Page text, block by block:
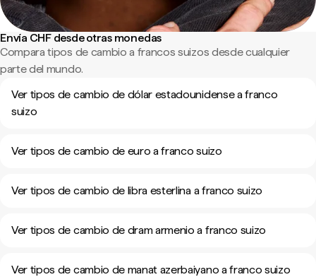
Envía CHF desde otras monedas
Compara tipos de cambio a francos suizos desde cualquier
parte del mundo.
Ver tipos de cambio de dólar estadounidense a franco
suizo
Ver tipos de cambio de euro a franco suizo
Ver tipos de cambio de libra esterlina a franco suizo
Ver tipos de cambio de dram armenio a franco suizo
Ver tipos de cambio de manat azerbaiyano a franco suizo